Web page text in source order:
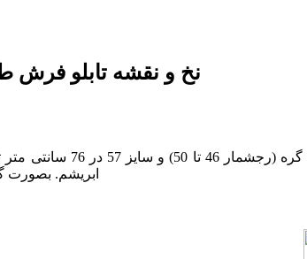
نخ و نقشه تابلو فرش طبیعت کد 26
(رجشمار 46 تا 50 )
و سایز 57 در
ابریشم. بصورت